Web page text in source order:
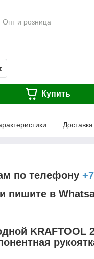
Опт и розница
Купить
Доставка
по телефону
пишите в
KRAFTOOL